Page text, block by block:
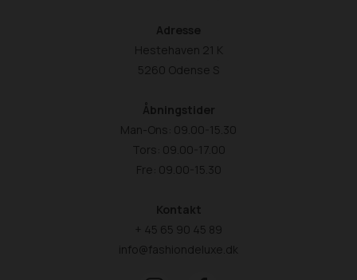
Adresse
Hestehaven 21 K
5260 Odense S
Åbningstider
Man-Ons: 09.00-15.30
Tors: 09.00-17.00
Fre: 09.00-15.30
Kontakt
+ 45 65 90 45 89
info@fashiondeluxe.dk